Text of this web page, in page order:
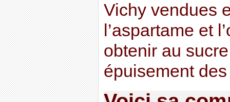
Vichy vendues
l’aspartame et
obtenir au
épuisement